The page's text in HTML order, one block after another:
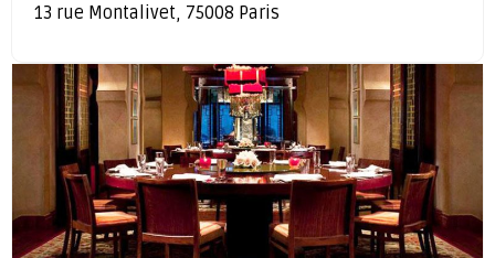
13 rue Montalivet, 75008 Paris